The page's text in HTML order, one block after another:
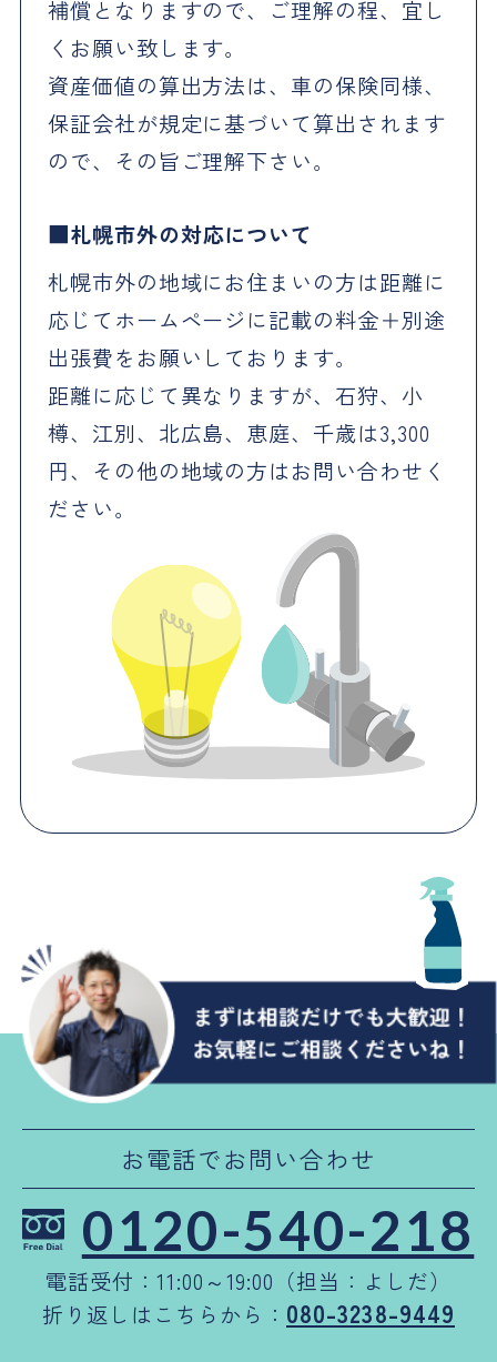
補償となりますので、ご理解の程、宜し
くお願い致します。
資産価値の算出方法は、車の保険同様、
保証会社が規定に基づいて算出されます
ので、その旨ご理解下さい。
札幌市外の対応について
札幌市外の地域にお住まいの方は距離に
応じてホームページに記載の料金＋別途
出張費をお願いしております。
距離に応じて異なりますが、石狩、小
樽、江別、北広島、恵庭、千歳は3,300
円、その他の地域の方はお問い合わせく
ださい。
お電話でお問い合わせ
0120-540-218
電話受付：11:00～19:00（担当：よしだ）
折り返しはこちらから： 080-3238-9449